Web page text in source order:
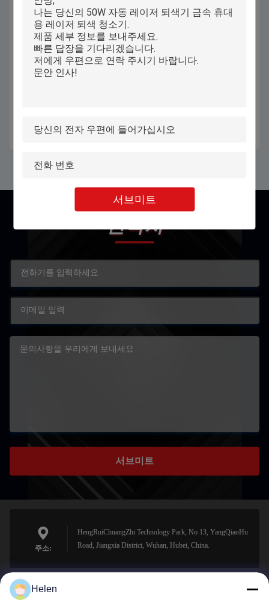
서브미트
최상의 가격을 얻으세요 최상의 가격을 얻으세요
연락처
서브미트
주소:
HengRuiChuangZhi Technology Park, No 13, YangQiaoHu
Road, Jiangxia District, Wuhan, Hubei, China.
Helen